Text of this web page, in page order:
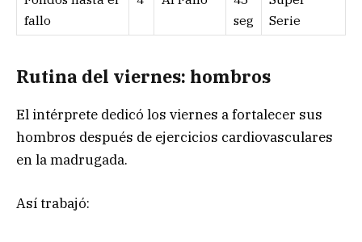
fallo
seg
Serie
Rutina del viernes: hombros
El intérprete dedicó los viernes a fortalecer sus
hombros después de ejercicios cardiovasculares
en la madrugada.
Así trabajó: